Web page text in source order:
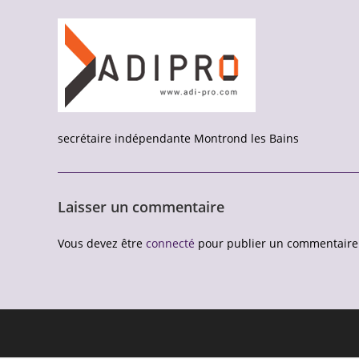
secrétaire indépendante Montrond les Bains
Laisser un commentaire
Vous devez être connecté pour publier un